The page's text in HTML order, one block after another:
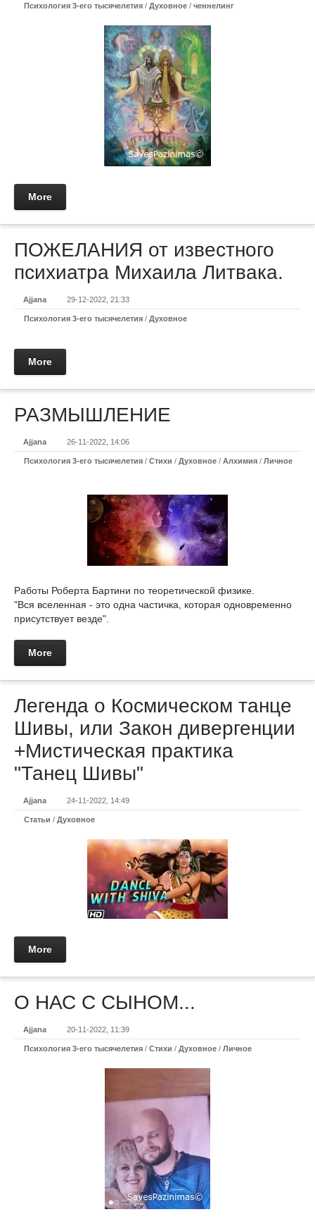
Психология 3-его тысячелетия / Духовное / ченнелинг
More
ПОЖЕЛАНИЯ от известного
психиатра Михаила Литвака.
Ajjana 29-12-2022, 21:33
Психология 3-его тысячелетия / Духовное
More
РАЗМЫШЛЕНИЕ
Ajjana 26-11-2022, 14:06
Психология 3-его тысячелетия / Стихи / Духовное / Алхимия / Личное
Работы Роберта Бартини по теоретической физике.
"Вся вселенная - это одна частичка, которая одновременно
присутствует везде".
More
Легенда о Космическом танце
Шивы, или Закон дивергенции
+Мистическая практика
"Танец Шивы"
Ajjana 24-11-2022, 14:49
Статьи / Духовное
More
О НАС С СЫНОМ...
Ajjana 20-11-2022, 11:39
Психология 3-его тысячелетия / Стихи / Духовное / Личное